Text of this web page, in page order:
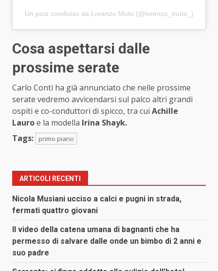
Un post condiviso da Lorenzo Muto (@lorenzo_muto_)
Cosa aspettarsi dalle
prossime serate
Carlo Conti ha già annunciato che nelle prossime
serate vedremo avvicendarsi sul palco altri grandi
ospiti e co-conduttori di spicco, tra cui Achille
Lauroe la modella Irina Shayk.
Tags:
primo piano
ARTICOLI RECENTI
Nicola Musiani ucciso a calci e pugni in strada,
fermati quattro giovani
Il video della catena umana di bagnanti che ha
permesso di salvare dalle onde un bimbo di 2 anni e
suo padre